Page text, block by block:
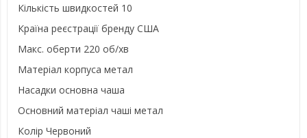
Кількість швидкостей 10
Країна реєстрації бренду США
Макс. оберти 220 об/хв
Матеріал корпуса метал
Насадки основна чаша
Основний матеріал чаші метал
Колір Червоний